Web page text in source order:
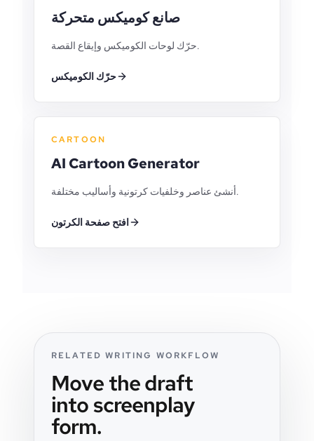
صانع كوميكس متحركة
حرّك لوحات الكوميكس وإيقاع القصة.
حرّك الكوميكس
CARTOON
AI Cartoon Generator
أنشئ عناصر وخلفيات كرتونية وأساليب مختلفة.
افتح صفحة الكرتون
RELATED WRITING WORKFLOW
Move the draft
into screenplay
form.